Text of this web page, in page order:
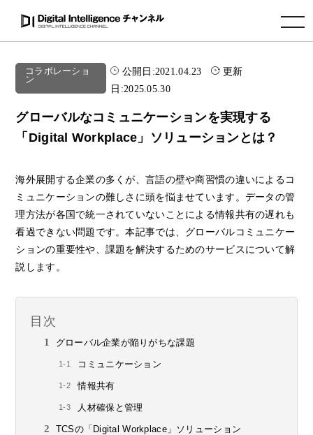
toggle navigation
コラボレーショ
ン
公開日:2021.04.23
更新
日:2025.05.30
グローバルなコミュニケーションを実現する
「Digital Workplace」ソリューションとは？
海外展開する企業の多くが、言語の壁や商習慣の違いによるコ
ミュニケーションの難しさに頭を悩ませています。データの管
理方法が各国で統一されていないことによる情報共有の遅れも
看過できない問題です。本記事では、グローバルコミュニケー
ションの重要性や、課題を解決するためのサービスについて解
説します。
目次
グローバル企業が陥りがちな課題
コミュニケーション
情報共有
人材確保と管理
TCSの「Digital Workplace」ソリューション